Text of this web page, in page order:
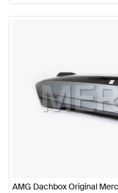
AMG Dachbox Original